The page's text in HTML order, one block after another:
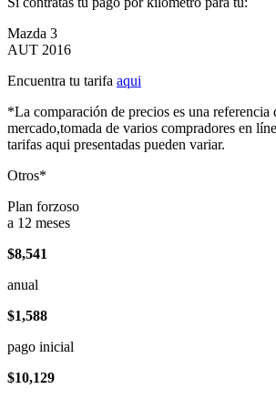
Mazda 3
AUT 2016
Encuentra tu tarifa aqui
*La comparación de precios es una referencia
mercado,tomada de varios compradores en
tarifas aqui presentadas pueden variar.
Otros*
Plan forzoso
a 12 meses
$8,541
anual
$1,588
pago inicial
$10,129